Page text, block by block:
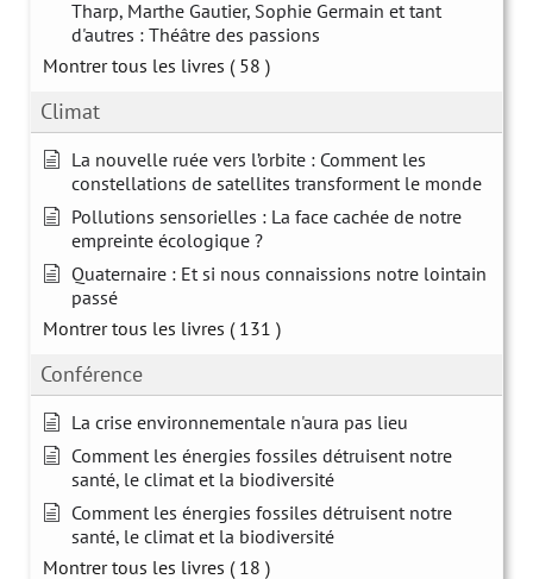
Tharp, Marthe Gautier, Sophie Germain et tant
d'autres : Théâtre des passions
Montrer tous les livres ( 58 )
Climat
La nouvelle ruée vers l’orbite : Comment les
constellations de satellites transforment le monde
Pollutions sensorielles : La face cachée de notre
empreinte écologique ?
Quaternaire : Et si nous connaissions notre lointain
passé
Montrer tous les livres ( 131 )
Conférence
La crise environnementale n'aura pas lieu
Comment les énergies fossiles détruisent notre
santé, le climat et la biodiversité
Comment les énergies fossiles détruisent notre
santé, le climat et la biodiversité
Montrer tous les livres ( 18 )